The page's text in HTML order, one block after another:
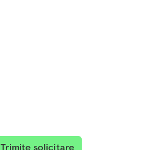
Trimite solicitare